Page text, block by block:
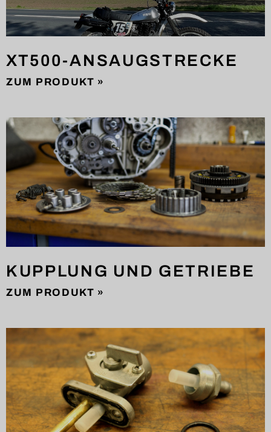
XT500-ANSAUGSTRECKE
ZUM PRODUKT »
KUPPLUNG UND GETRIEBE
ZUM PRODUKT »